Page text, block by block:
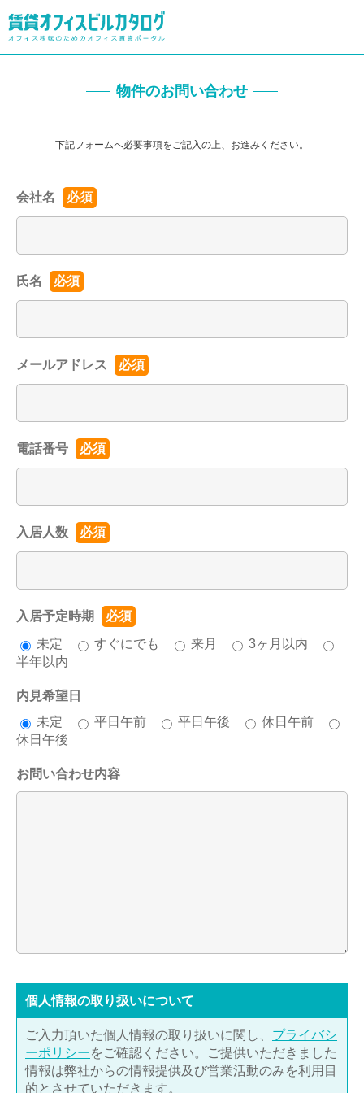
物件のお問い合わせ
下記フォームへ必要事項をご記入の上、お進みください。
会社名 必須
氏名 必須
メールアドレス 必須
電話番号 必須
入居人数 必須
入居予定時期
必須
未定
すぐにでも 来月
3ヶ月以内
半年以内
内見希望日
未定
平日午前 平日午後
休日午前
休日午後
お問い合わせ内容
個⼈情報の取り扱いについて
ご入力頂いた個人情報の取り扱いに関し、 プライバシ
ーポリシーをご確認ください。ご提供いただきました
情報は弊社からの情報提供及び営業活動のみを利用目
的とさせていただきます。